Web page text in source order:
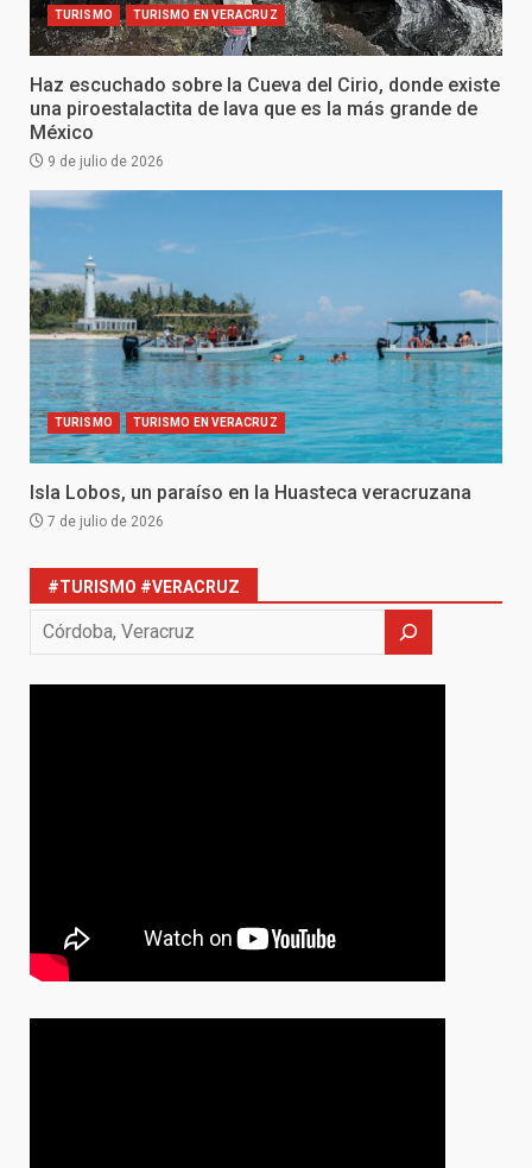
TURISMO TURISMO EN VERACRUZ
Haz escuchado sobre la Cueva del Cirio, donde existe
una piroestalactita de lava que es la más grande de
México
9 de julio de 2026
TURISMO TURISMO EN VERACRUZ
Isla Lobos, un paraíso en la Huasteca veracruzana
7 de julio de 2026
#TURISMO #VERACRUZ